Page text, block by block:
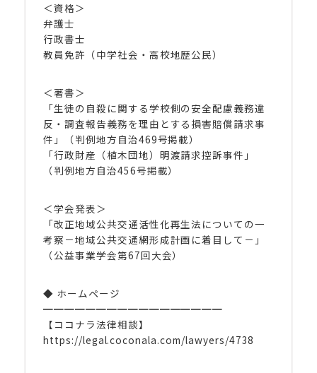
＜資格＞
弁護士
行政書士
教員免許（中学社会・高校地歴公民）
＜著書＞
「生徒の自殺に関する学校側の安全配慮義務違
反・調査報告義務を理由とする損害賠償請求事
件」（判例地方自治469号掲載）
「行政財産（植木団地）明渡請求控訴事件」
（判例地方自治456号掲載）
＜学会発表＞
「改正地域公共交通活性化再生法についての一
考察－地域公共交通網形成計画に着目して－」
（公益事業学会第67回大会）
◆ ホームページ
━━━━━━━━━━━━━━━━━
【ココナラ法律相談】
https://legal.coconala.com/lawyers/4738